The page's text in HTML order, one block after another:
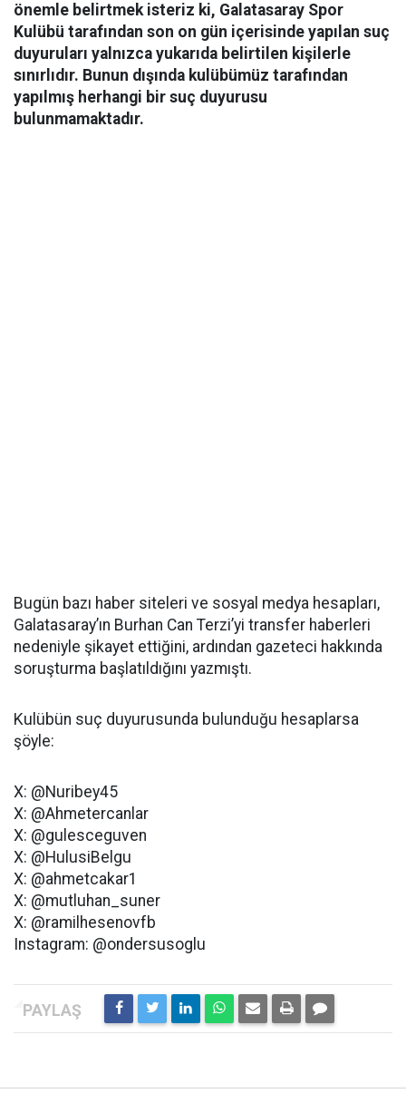
önemle belirtmek isteriz ki, Galatasaray Spor
Kulübü tarafından son on gün içerisinde yapılan suç
duyuruları yalnızca yukarıda belirtilen kişilerle
sınırlıdır. Bunun dışında kulübümüz tarafından
yapılmış herhangi bir suç duyurusu
bulunmamaktadır.
Bugün bazı haber siteleri ve sosyal medya hesapları,
Galatasaray’ın Burhan Can Terzi’yi transfer haberleri
nedeniyle şikayet ettiğini, ardından gazeteci hakkında
soruşturma başlatıldığını yazmıştı.
Kulübün suç duyurusunda bulunduğu hesaplarsa
şöyle:
X: @Nuribey45
X: @Ahmetercanlar
X: @gulesceguven
X: @HulusiBelgu
X: @ahmetcakar1
X: @mutluhan_suner
X: @ramilhesenovfb
Instagram: @ondersusoglu